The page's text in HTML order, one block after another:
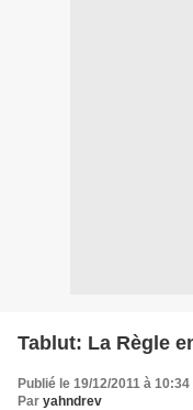
Tablut: La Règle
Publié le 19/12/2011 à 10:34
Par yahndrev